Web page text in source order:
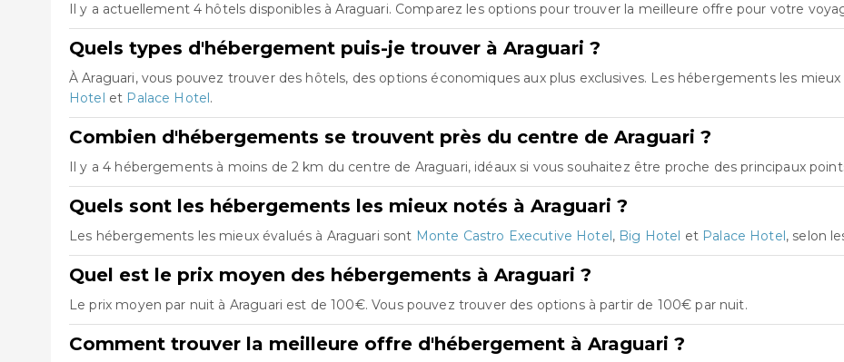
Il y a actuellement 4 hôtels disponibles à Araguari. Comparez les options pour trouver la meilleure offre pour votre
Quels types d'hébergement puis-je trouver à Araguari ?
À Araguari, vous pouvez trouver des hôtels, des options économiques aux plus exclusives. Les hébergements les
Hotel et Palace Hotel.
Combien d'hébergements se trouvent près du centre de Araguari ?
Il y a 4 hébergements à moins de 2 km du centre de Araguari, idéaux si vous souhaitez être proche des principaux
Quels sont les hébergements les mieux notés à Araguari ?
Les hébergements les mieux évalués à Araguari sont Monte Castro Executive Hotel, Big Hotel et Palace Hotel, selon
Quel est le prix moyen des hébergements à Araguari ?
Le prix moyen par nuit à Araguari est de 100€. Vous pouvez trouver des options à partir de 100€ par nuit.
Comment trouver la meilleure offre d'hébergement à Araguari ?